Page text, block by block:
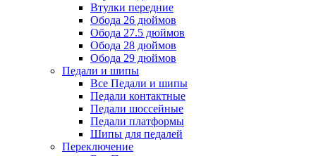
Втулки передние
Обода 26 дюймов
Обода 27.5 дюймов
Обода 28 дюймов
Обода 29 дюймов
Педали и шипы
Все Педали и шипы
Педали контактные
Педали шоссейные
Педали платформы
Шипы для педалей
Переключение